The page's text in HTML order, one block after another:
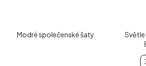
Modré společenské šaty